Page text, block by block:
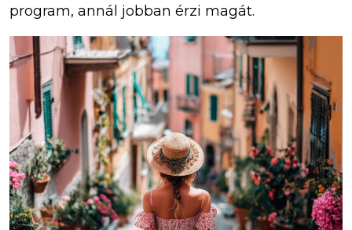
program, annál jobban érzi magát.